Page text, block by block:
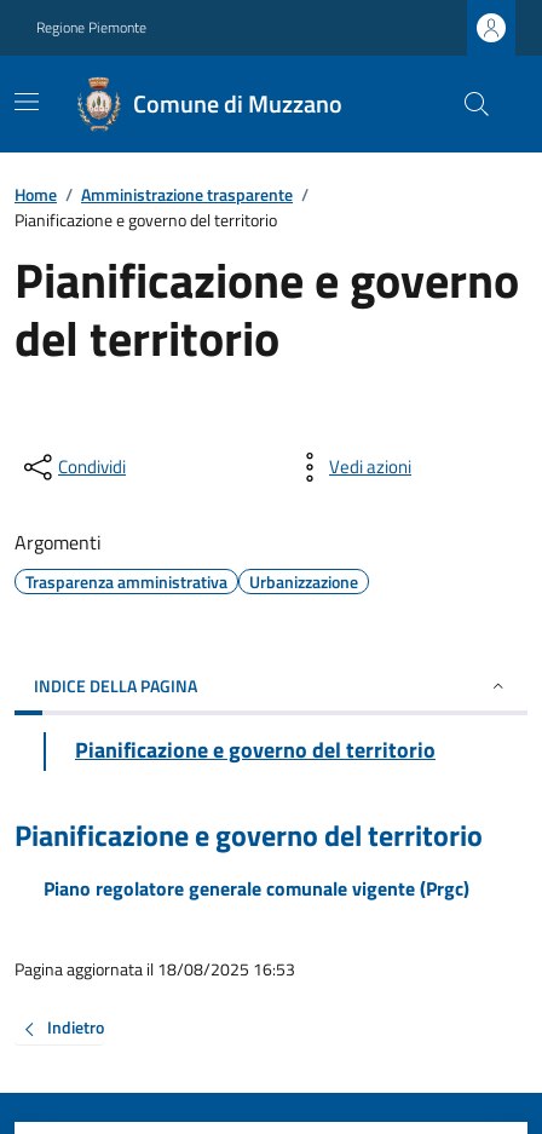
Regione Piemonte
Comune di Muzzano
Home / Amministrazione trasparente /
Pianificazione e governo del territorio
Pianificazione e governo
del territorio
Condividi Vedi azioni
Argomenti
Trasparenza amministrativa Urbanizzazione
INDICE DELLA PAGINA
Pianificazione e governo del territorio
Pianificazione e governo del territorio
Piano regolatore generale comunale vigente (Prgc)
Pagina aggiornata il 18/08/2025 16:53
Indietro